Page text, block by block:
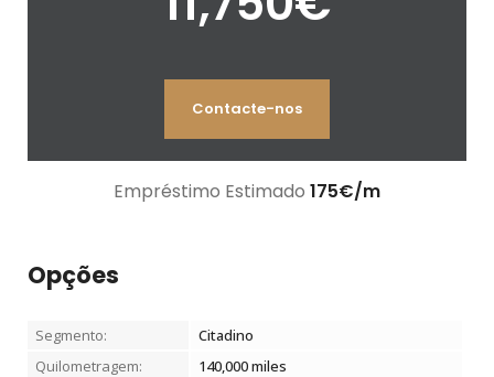
Contacte-nos
Empréstimo Estimado 175€/m
Opções
Segmento:
Citadino
Quilometragem:
140,000miles